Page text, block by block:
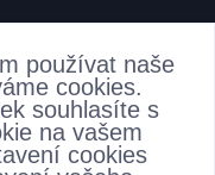
používat naše
cookies.
souhlasíte s
na vašem
cookies